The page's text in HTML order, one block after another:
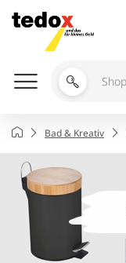
Inhalt
springen
Shop
durchsuchen
StartseiteBad & Kreativ